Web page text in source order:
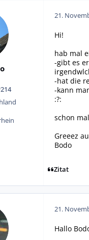
214
Reputation
21.
Hi!
hab mal
-gibt es
-hat die
-kann
:?:
schon
Greeez
Bodo
Zitat
21.
Hallo